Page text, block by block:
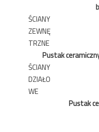
ŚCIANY
ZEWNĘ
TRZNE
Pustak
ŚCIANY
DZIAŁO
WE
Pustak